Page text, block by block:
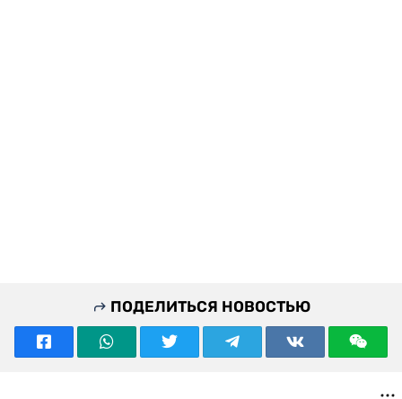
ПОДЕЛИТЬСЯ НОВОСТЬЮ